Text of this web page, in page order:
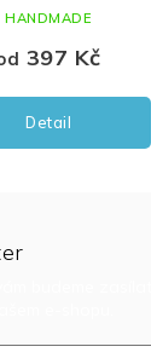
397 Kč
Detail
HANDMADE